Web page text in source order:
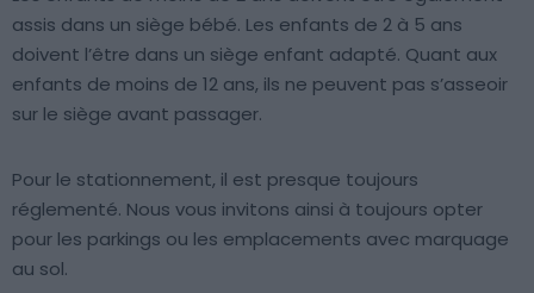
assis dans un siège bébé. Les enfants de 2 à 5 ans
doivent l’être dans un siège enfant adapté. Quant aux
enfants de moins de 12 ans, ils ne peuvent pas s’asseoir
sur le siège avant passager.
Pour le stationnement, il est presque toujours
réglementé. Nous vous invitons ainsi à toujours opter
pour les parkings ou les emplacements avec marquage
au sol.